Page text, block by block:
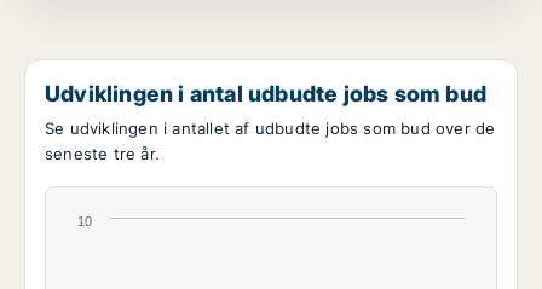
Udviklingen i antal udbudte jobs som bud
Se udviklingen i antallet af udbudte jobs som bud over de
seneste tre år.
10